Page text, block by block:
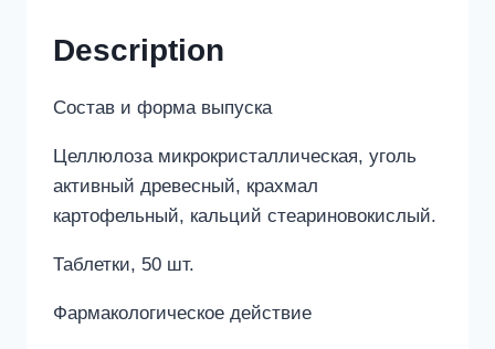
Description
Состав и форма выпуска
Целлюлоза микрокристаллическая, уголь
активный древесный, крахмал
картофельный, кальций стеариновокислый.
Таблетки, 50 шт.
Фармакологическое действие